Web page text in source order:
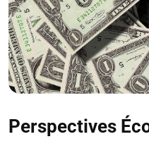
Perspectives